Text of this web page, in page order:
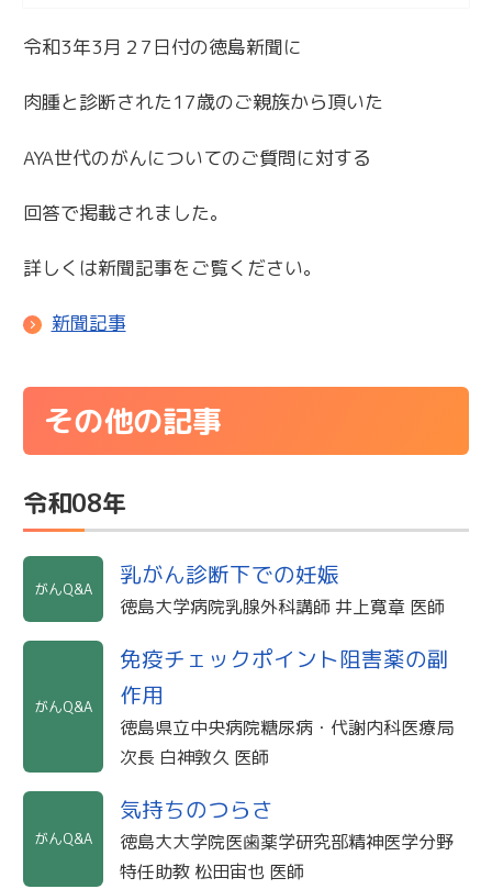
令和3年3月２7日付の徳島新聞に
肉腫と診断された17歳のご親族から頂いた
AYA世代のがんについてのご質問に対する
回答で掲載されました。
詳しくは新聞記事をご覧ください。
新聞記事
その他の記事
令和08年
がんQ&A 乳がん診断下での妊娠
徳島大学病院乳腺外科講師 井上寛章 医師
がんQ&A
免疫チェックポイント阻害薬の副
作用
徳島県立中央病院糖尿病・代謝内科医療局
次長 白神敦久 医師
がんQ&A
気持ちのつらさ
徳島大大学院医歯薬学研究部精神医学分野
特任助教 松田宙也 医師